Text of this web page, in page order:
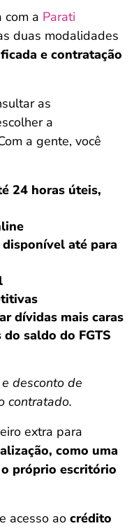
com a Parati
duas modalidades
e contratação
as
a
a gente, você
24 horas úteis,
até para
dívidas mais caras
saldo do FGTS
desconto de
contratado.
extra para
como uma
próprio escritório
e acesso ao crédito